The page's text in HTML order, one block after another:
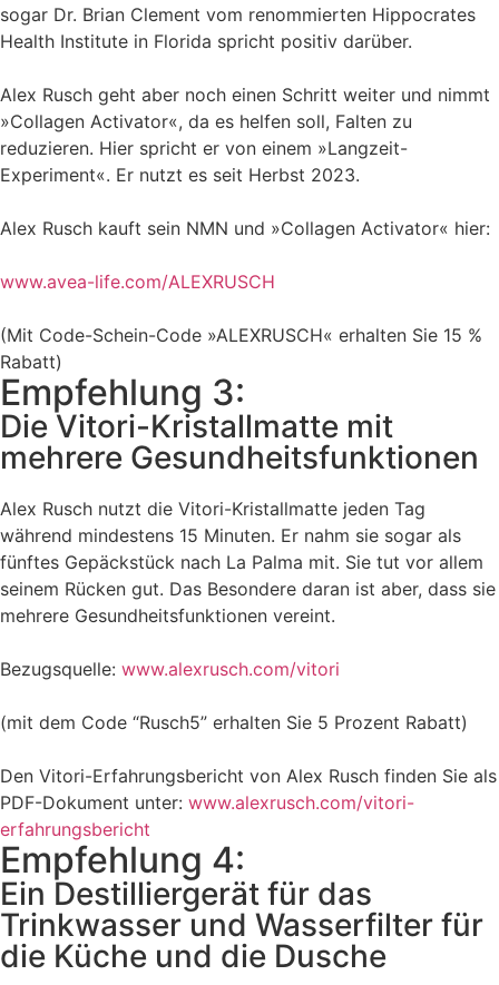
sogar Dr. Brian Clement vom renommierten Hippocrates
Health Institute in Florida spricht positiv darüber.
Alex Rusch geht aber noch einen Schritt weiter und nimmt
»Collagen Activator«, da es helfen soll, Falten zu
reduzieren. Hier spricht er von einem »Langzeit-
Experiment«. Er nutzt es seit Herbst 2023.
Alex Rusch kauft sein NMN und »Collagen Activator« hier:
www.avea-life.com/ALEXRUSCH
(Mit Code-Schein-Code »ALEXRUSCH« erhalten Sie 15 %
Rabatt)
Empfehlung 3:
Die Vitori-Kristallmatte mit
mehrere Gesundheitsfunktionen
Alex Rusch nutzt die Vitori-Kristallmatte jeden Tag
während mindestens 15 Minuten. Er nahm sie sogar als
fünftes Gepäckstück nach La Palma mit. Sie tut vor allem
seinem Rücken gut. Das Besondere daran ist aber, dass sie
mehrere Gesundheitsfunktionen vereint.
Bezugsquelle: www.alexrusch.com/vitori
(mit dem Code “Rusch5” erhalten Sie 5 Prozent Rabatt)
Den Vitori-Erfahrungsbericht von Alex Rusch finden Sie als
PDF-Dokument unter: www.alexrusch.com/vitori-
erfahrungsbericht
Empfehlung 4:
Ein Destilliergerät für das
Trinkwasser und Wasserfilter für
die Küche und die Dusche